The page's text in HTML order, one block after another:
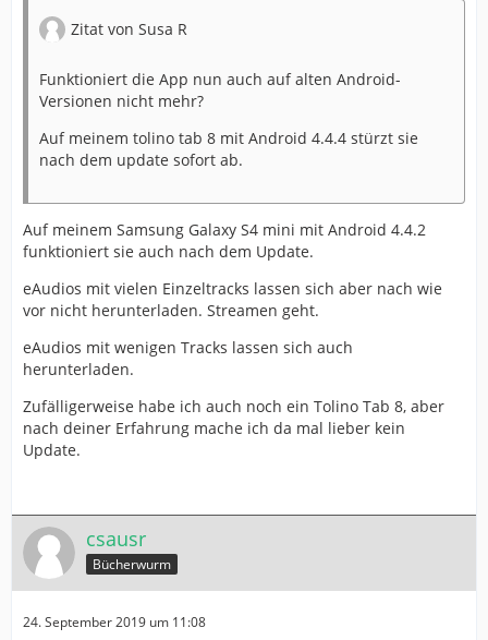
Zitat von Susa R
Funktioniert die App nun auch auf alten Android-
Versionen nicht mehr?
Auf meinem tolino tab 8 mit Android 4.4.4 stürzt sie
nach dem update sofort ab.
Auf meinem Samsung Galaxy S4 mini mit Android 4.4.2
funktioniert sie auch nach dem Update.
eAudios mit vielen Einzeltracks lassen sich aber nach wie
vor nicht herunterladen. Streamen geht.
eAudios mit wenigen Tracks lassen sich auch
herunterladen.
Zufälligerweise habe ich auch noch ein Tolino Tab 8, aber
nach deiner Erfahrung mache ich da mal lieber kein
Update.
csausr
Bücherwurm
24. September 2019 um 11:08